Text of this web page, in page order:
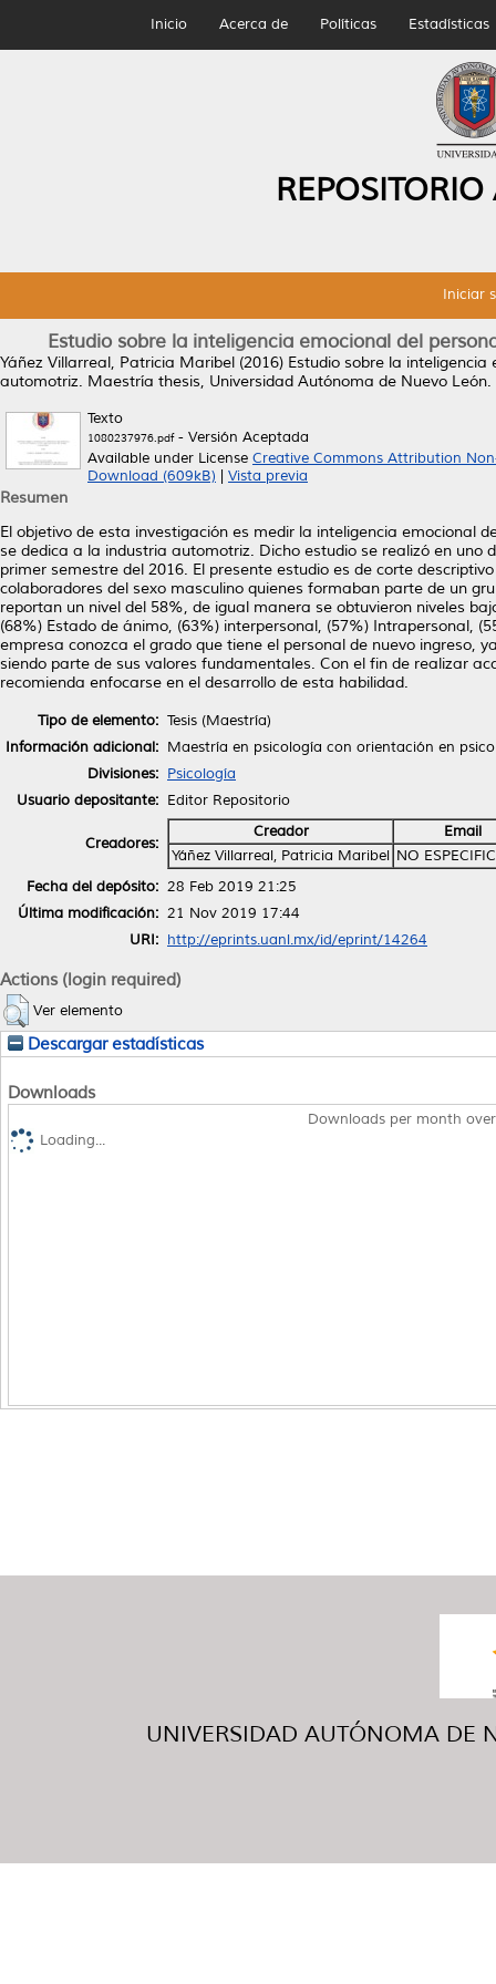
Inicio Acerca de Políticas Estadísticas
Iniciar
Estudio sobre la inteligencia emocional del
Yáñez Villarreal, Patricia Maribel (2016) Estudio sobre la
automotriz. Maestría thesis, Universidad Autónoma de Nuevo León.
Texto
1080237976.pdf- Versión Aceptada
Available under License Creative Commons Attribution
Download (609kB)
Vista previa
Resumen
El objetivo de esta investigación es medir la inteligencia emocional
se dedica a la industria automotriz. Dicho estudio se realizó en uno
primer semestre del 2016. El presente estudio es de corte
colaboradores del sexo masculino quienes formaban parte de un
reportan un nivel del 58%, de igual manera se obtuvieron niveles
(68%) Estado de ánimo, (63%) interpersonal, (57%) Intrapersonal,
empresa conozca el grado que tiene el personal de nuevo
siendo parte de sus valores fundamentales. Con el fin de realizar
recomienda enfocarse en el desarrollo de esta habilidad.
Tipo de elemento: Tesis (Maestría)
Información adicional: Maestría en psicología con orientación en
Divisiones: Psicología
Usuario depositante: Editor Repositorio
Creadores:
Creador
Email
Yáñez Villarreal, Patricia Maribel NO
Fecha del depósito: 28 Feb 2019 21:25
Última modificación: 21 Nov 2019 17:44
URI: http://eprints.uanl.mx/id/eprint/14264
Actions (login required)
Ver elemento
Descargar estadísticas
Downloads
Downloads per month
Loading...
UNIVERSIDAD AUTÓNOMA DE